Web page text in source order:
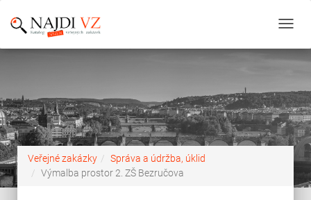
Veřejné zakázky
Správa a údržba, úklid
Výmalba prostor 2. ZŠ Bezručova